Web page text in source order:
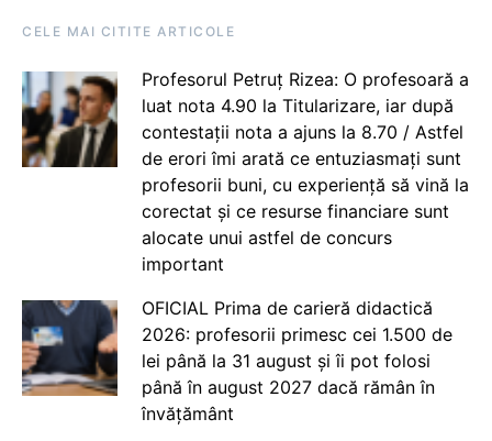
CELE MAI CITITE ARTICOLE
Profesorul Petruț Rizea: O profesoară a
luat nota 4.90 la Titularizare, iar după
contestații nota a ajuns la 8.70 / Astfel
de erori îmi arată ce entuziasmați sunt
profesorii buni, cu experiență să vină la
corectat și ce resurse financiare sunt
alocate unui astfel de concurs
important
OFICIAL Prima de carieră didactică
2026: profesorii primesc cei 1.500 de
lei până la 31 august și îi pot folosi
până în august 2027 dacă rămân în
învățământ